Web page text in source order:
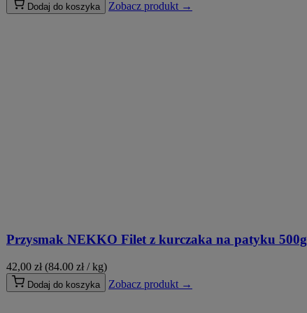
Dodaj do koszyka Zobacz produkt →
Przysmak NEKKO Filet z kurczaka na patyku 500g
42,00 zł (84.00 zł / kg)
Dodaj do koszyka Zobacz produkt →